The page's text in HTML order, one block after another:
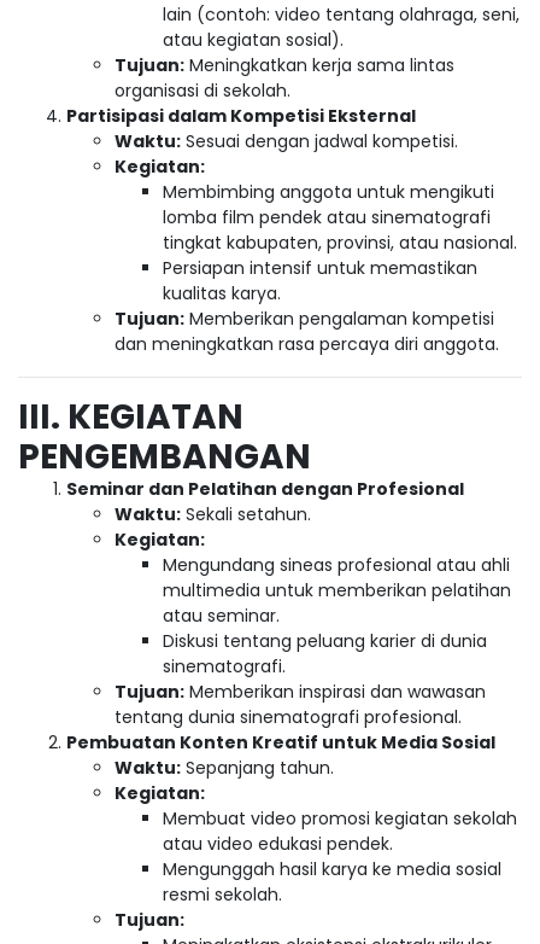
lain (contoh: video tentang olahraga, seni,
atau kegiatan sosial).
Tujuan: Meningkatkan kerja sama lintas
organisasi di sekolah.
Partisipasi dalam Kompetisi Eksternal
Waktu: Sesuai dengan jadwal kompetisi.
Kegiatan:
Membimbing anggota untuk mengikuti
lomba film pendek atau sinematografi
tingkat kabupaten, provinsi, atau nasional.
Persiapan intensif untuk memastikan
kualitas karya.
Tujuan: Memberikan pengalaman kompetisi
dan meningkatkan rasa percaya diri anggota.
III. KEGIATAN
PENGEMBANGAN
Seminar dan Pelatihan dengan Profesional
Waktu: Sekali setahun.
Kegiatan:
Mengundang sineas profesional atau ahli
multimedia untuk memberikan pelatihan
atau seminar.
Diskusi tentang peluang karier di dunia
sinematografi.
Tujuan: Memberikan inspirasi dan wawasan
tentang dunia sinematografi profesional.
Pembuatan Konten Kreatif untuk Media Sosial
Waktu: Sepanjang tahun.
Kegiatan:
Membuat video promosi kegiatan sekolah
atau video edukasi pendek.
Mengunggah hasil karya ke media sosial
resmi sekolah.
Tujuan: